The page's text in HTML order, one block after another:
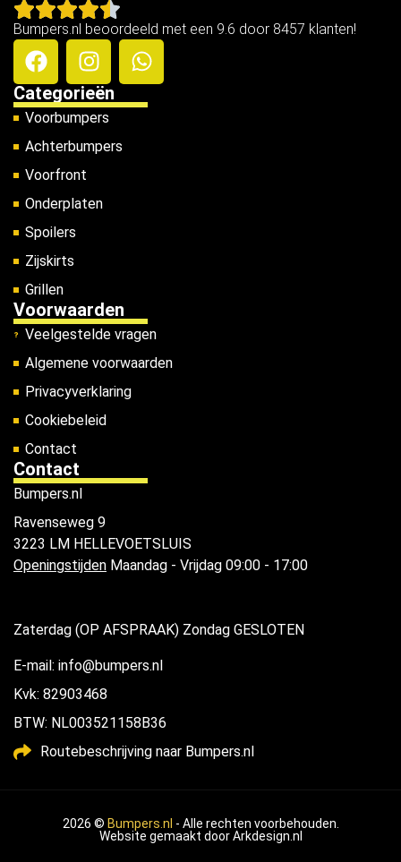
Bumpers.nl beoordeeld met een 9.6 door 8457 klanten!
Categorieën
Voorbumpers
Achterbumpers
Voorfront
Onderplaten
Spoilers
Zijskirts
Grillen
Voorwaarden
Veelgestelde vragen
Algemene voorwaarden
Privacyverklaring
Cookiebeleid
Contact
Contact
Bumpers.nl
Ravenseweg 9
3223 LM HELLEVOETSLUIS
Openingstijden Maandag - Vrijdag 09:00 - 17:00
Zaterdag (OP AFSPRAAK) Zondag GESLOTEN
E-mail: info@bumpers.nl
Kvk: 82903468
BTW: NL003521158B36
Routebeschrijving naar Bumpers.nl
2026 © Bumpers.nl - Alle rechten voorbehouden.
Website gemaakt doorArkdesign.nl